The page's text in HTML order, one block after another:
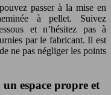
passer à la mise en
à pellet. Suivez
et n’hésitez pas à
par le fabricant. Il est
ne pas négliger les points
espace propre et